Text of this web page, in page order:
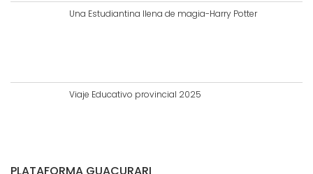
Una Estudiantina llena de magia-Harry Potter
Viaje Educativo provincial 2025